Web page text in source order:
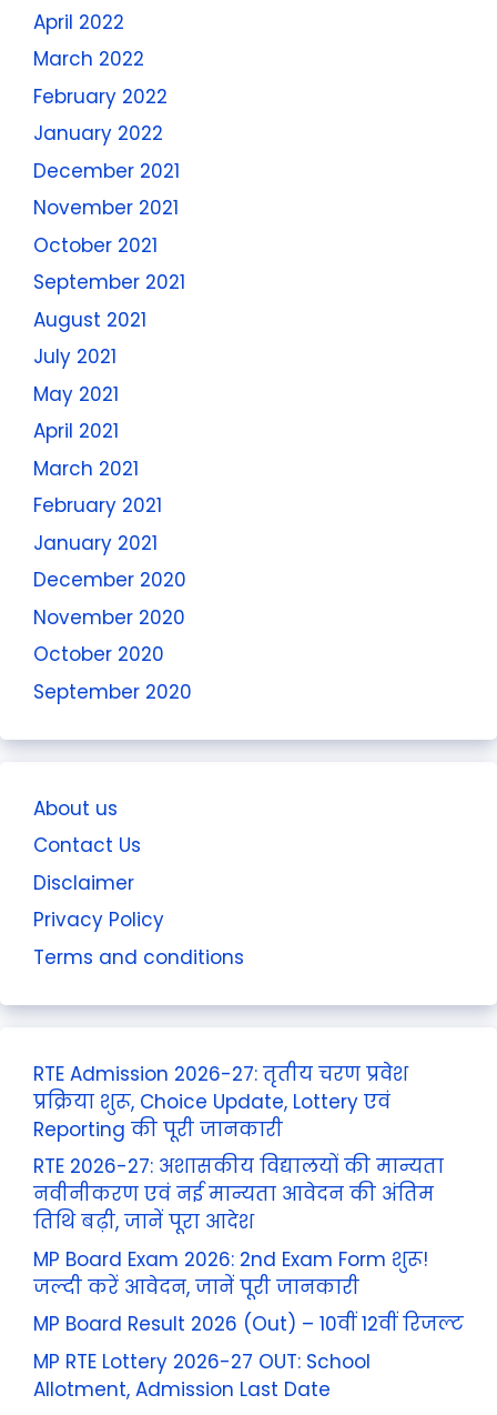
April 2022
March 2022
February 2022
January 2022
December 2021
November 2021
October 2021
September 2021
August 2021
July 2021
May 2021
April 2021
March 2021
February 2021
January 2021
December 2020
November 2020
October 2020
September 2020
About us
Contact Us
Disclaimer
Privacy Policy
Terms and conditions
RTE Admission 2026-27: तृतीय चरण प्रवेश
प्रक्रिया शुरू, Choice Update, Lottery एवं
Reporting की पूरी जानकारी
RTE 2026-27: अशासकीय विद्यालयों की मान्यता
नवीनीकरण एवं नई मान्यता आवेदन की अंतिम
तिथि बढ़ी, जानें पूरा आदेश
MP Board Exam 2026: 2nd Exam Form शुरू!
जल्दी करें आवेदन, जानें पूरी जानकारी
MP Board Result 2026 (Out) – 10वीं 12वीं रिजल्ट
MP RTE Lottery 2026-27 OUT: School
Allotment, Admission Last Date